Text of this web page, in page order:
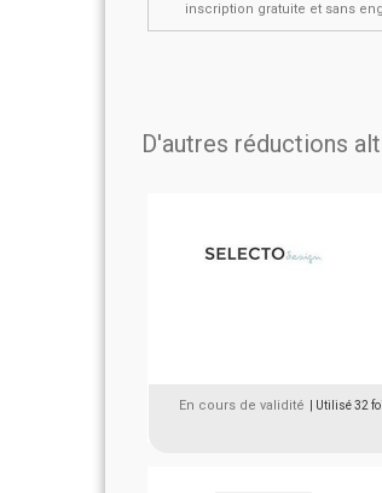
inscription gratuite et sans
D'autres réductions
En cours de validité | Utilisé 32